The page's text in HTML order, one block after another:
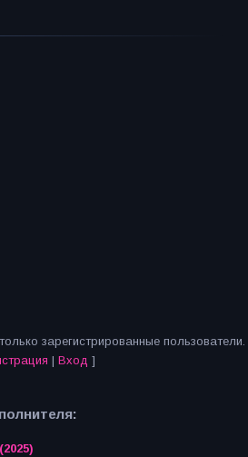
зарегистрированные пользователи.
| Вход ]